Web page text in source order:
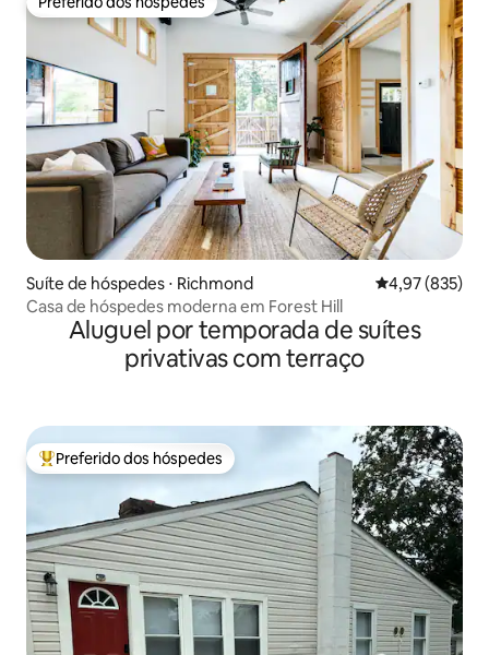
Preferido dos hóspedes
Suíte de hóspedes ⋅ Richmond 4,97 de uma
4,97 (835)
Casa de hóspedes moderna em Forest Hill
Aluguel por temporada de suítes
privativas com terraço
Entre os melhores preferidos dos hóspedes
Preferido dos hóspedes